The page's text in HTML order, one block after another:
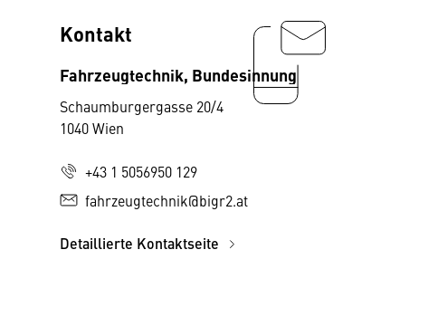
Kontakt
Fahrzeugtechnik, Bundesinnung
Schaumburgergasse 20/4
1040 Wien
+43 1 5056950 129
fahrzeugtechnik@bigr2.at
Detaillierte Kontaktseite